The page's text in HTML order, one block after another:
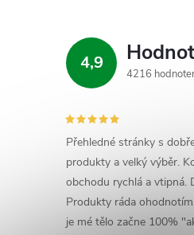
4,9
4216
Přehledné stránky s
produkty a velký výběr.
obchodu rychlá a vtipná.
Produkty ráda
je mé tělo začne 100%